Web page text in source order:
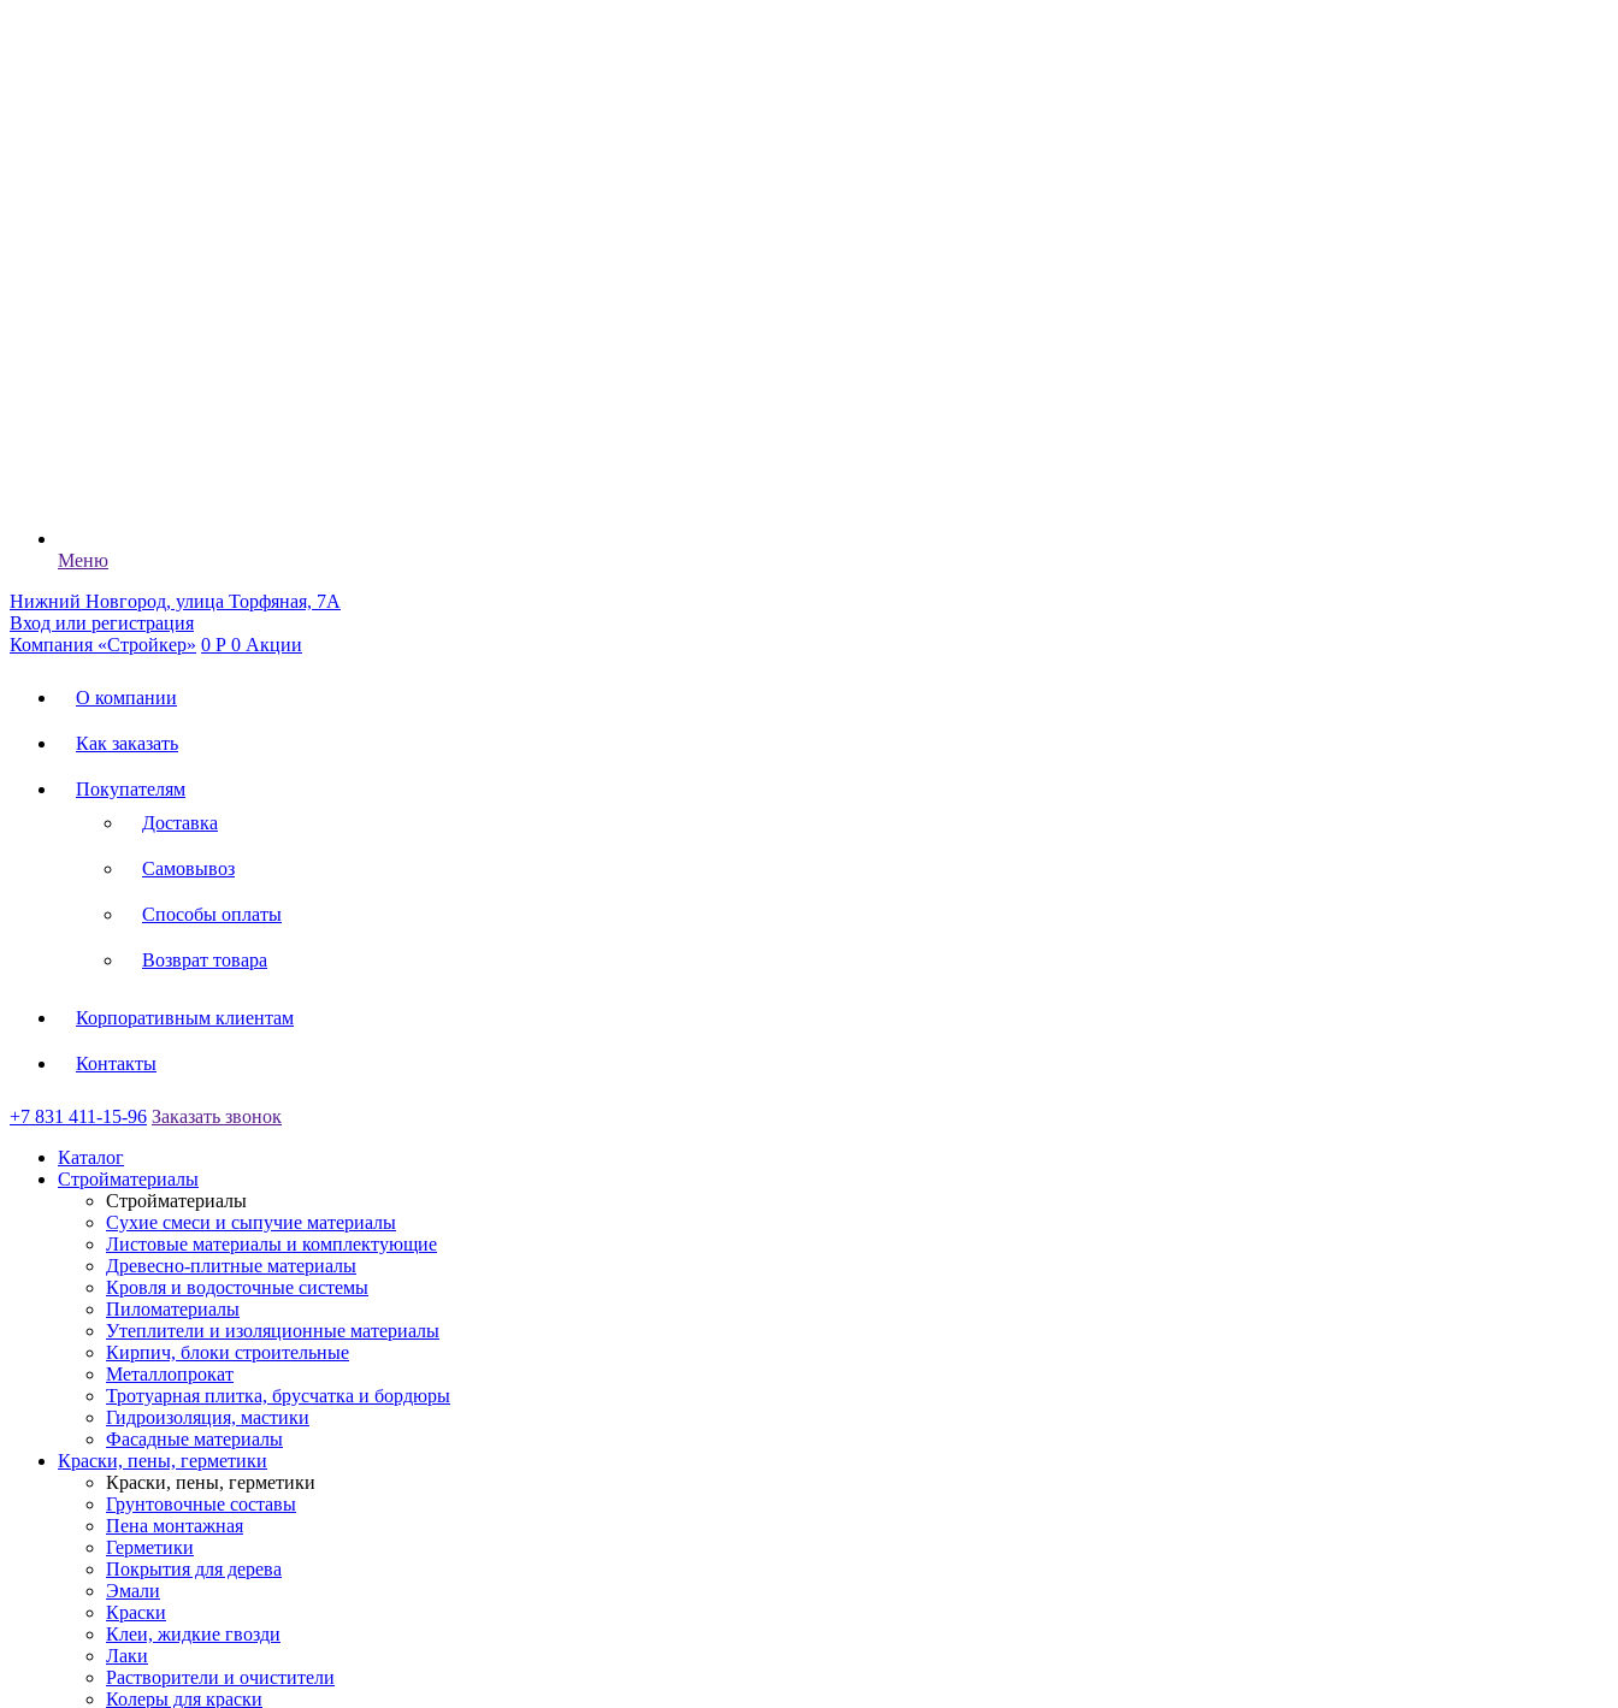
Меню
Нижний Новгород, улица Торфяная, 7А
Вход или регистрация
Компания «Стройкер» 0 Р 0 Акции
О компании
Как заказать
Покупателям
Доставка
Самовывоз
Способы оплаты
Возврат товара
Корпоративным клиентам
Контакты
+7 831 411-15-96 Заказать звонок
Каталог
Стройматериалы
Стройматериалы
Сухие смеси и сыпучие материалы
Листовые материалы и комплектующие
Древесно-плитные материалы
Кровля и водосточные системы
Пиломатериалы
Утеплители и изоляционные материалы
Кирпич, блоки строительные
Металлопрокат
Тротуарная плитка, брусчатка и бордюры
Гидроизоляция, мастики
Фасадные материалы
Краски, пены, герметики
Краски, пены, герметики
Грунтовочные составы
Пена монтажная
Герметики
Покрытия для дерева
Эмали
Краски
Клеи, жидкие гвозди
Лаки
Растворители и очистители
Колеры для краски